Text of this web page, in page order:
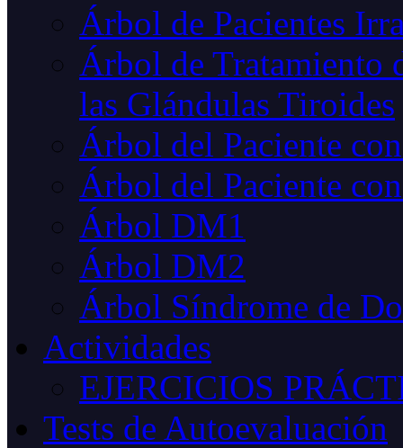
Árbol de Pacientes
Árbol de Tratamiento
las Glándulas Tiroides
Árbol del Paciente
Árbol del Paciente
Árbol DM1
Árbol DM2
Árbol Síndrome de
Actividades
EJERCICIOS
Tests de Autoevaluación